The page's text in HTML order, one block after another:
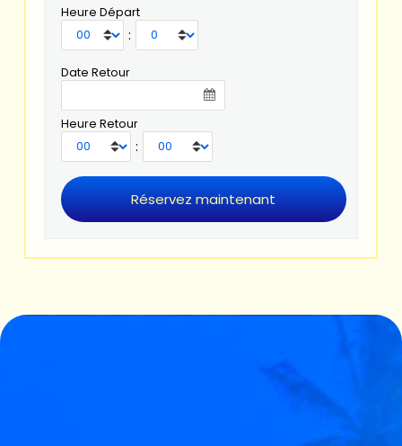
Heure Départ
:
Date Retour
Heure Retour
: